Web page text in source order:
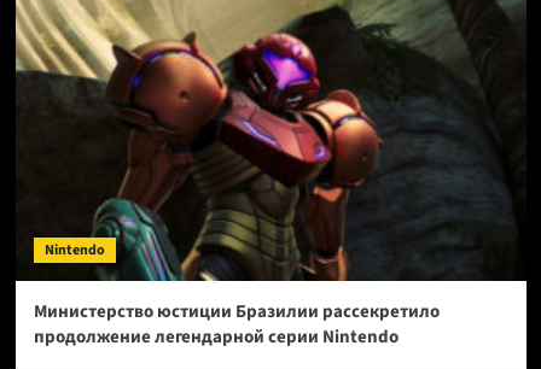
Nintendo
Министерство юстиции Бразилии рассекретило
продолжение легендарной серии Nintendo